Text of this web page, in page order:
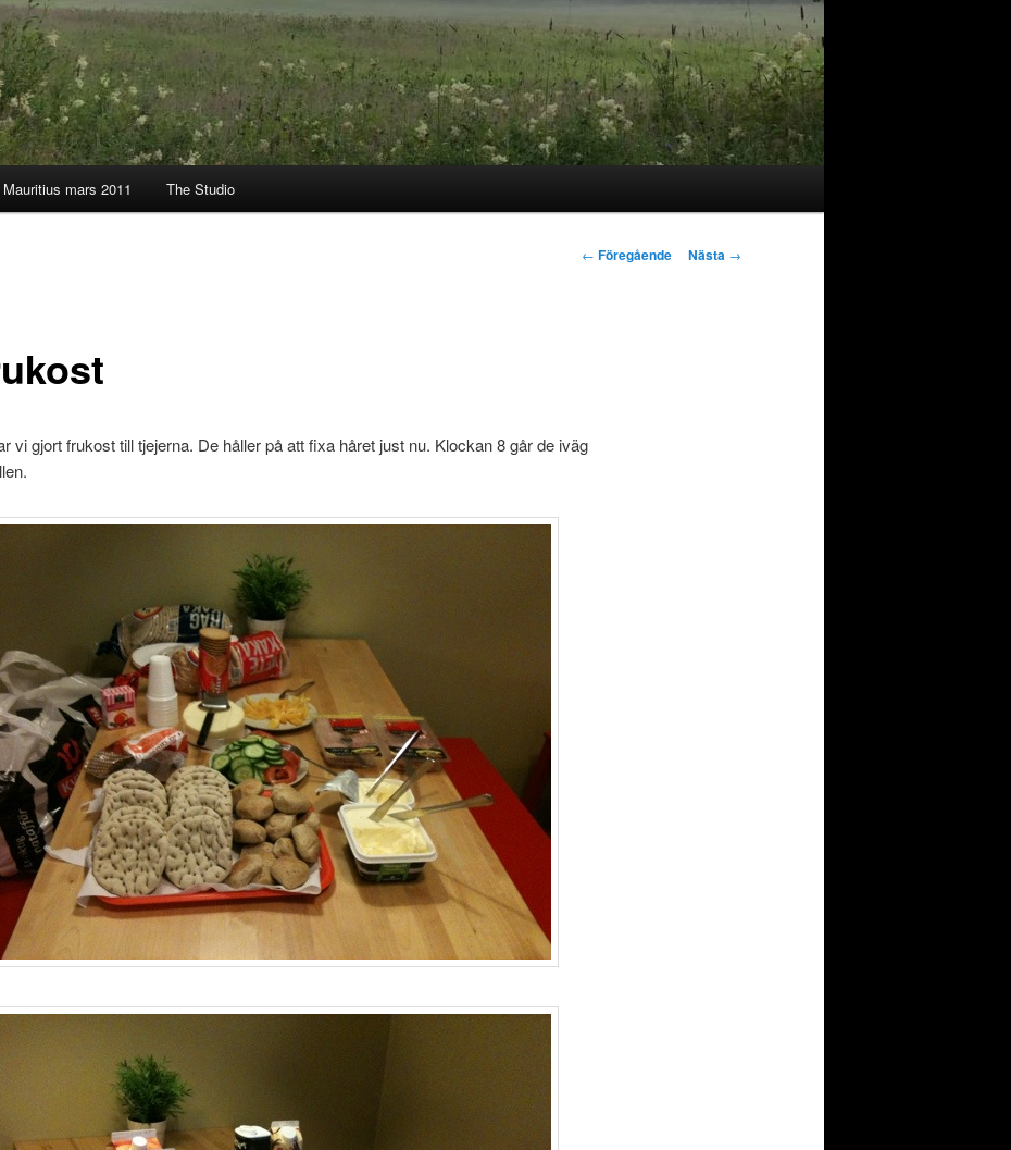
Mauritius mars 2011 The Studio
Inläggsnavigering
← Föregående Nästa →
vi gjort frukost till tjejerna. De håller på att fixa håret just nu. Klockan 8 går de iväg